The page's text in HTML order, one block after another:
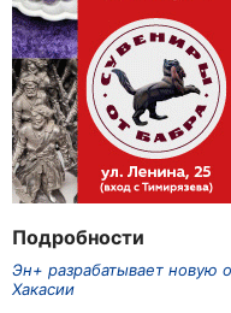
Подробности
Эн+ разрабатывает новую
Хакасии